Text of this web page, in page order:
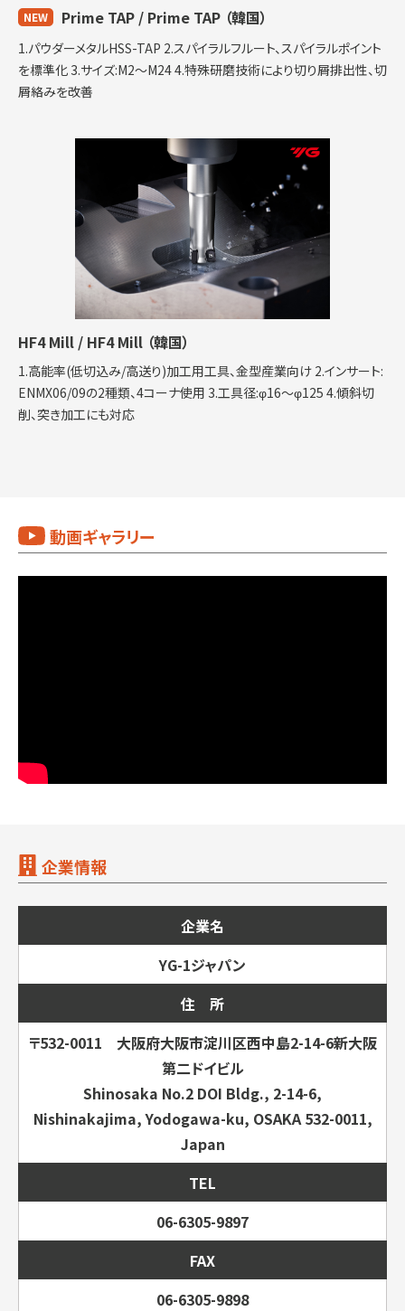
NEW Prime TAP / Prime TAP （韓国）
1.パウダーメタルHSS-TAP 2.スパイラルフルート、スパイラルポイント
を標準化 3.サイズ:M2～M24 4.特殊研磨技術により切り屑排出性、切
屑絡みを改善
HF4 Mill / HF4 Mill （韓国）
1.高能率(低切込み/高送り)加工用工具、金型産業向け 2.インサート:
ENMX06/09の2種類、4コーナ使用 3.工具径:φ16～φ125 4.傾斜切
削、突き加工にも対応
動画ギャラリー
企業情報
企業名
YG-1ジャパン
住 所
〒532-0011 大阪府大阪市淀川区西中島2-14-6新大阪
第二ドイビル
Shinosaka No.2 DOI Bldg., 2-14-6,
Nishinakajima, Yodogawa-ku, OSAKA 532-0011,
Japan
TEL
06-6305-9897
FAX
06-6305-9898